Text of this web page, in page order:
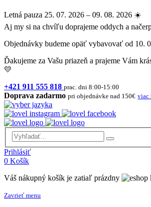
Letná pauza 25. 07. 2026 – 09. 08. 2026 ☀️
Aj my si na chvíľu doprajeme oddych a
Objednávky budeme opäť vybavovať od 10.
Ďakujeme za Vašu priazeň a prajeme Vám
💛
+421 911 555 818 prac. dni 8:00-15:00
Doprava zadarmo pri objednávke nad 150€ viac
Prihlásiť
0 Košík
Váš nákupný košík je zatiaľ prázdny
Zavrieť menu